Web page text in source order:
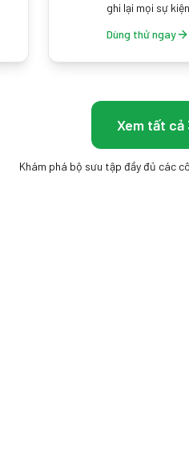
ghi lại mọi sự
Dùng thử ngay
Xem tất cả
Khám phá bộ sưu tập đầy đủ các